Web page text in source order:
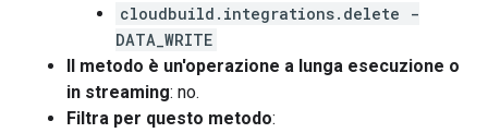
cloudbuild.integrations.delete -
DATA_WRITE
Il metodo è un'operazione a lunga esecuzione o
in streaming: no.
Filtra per questo metodo: